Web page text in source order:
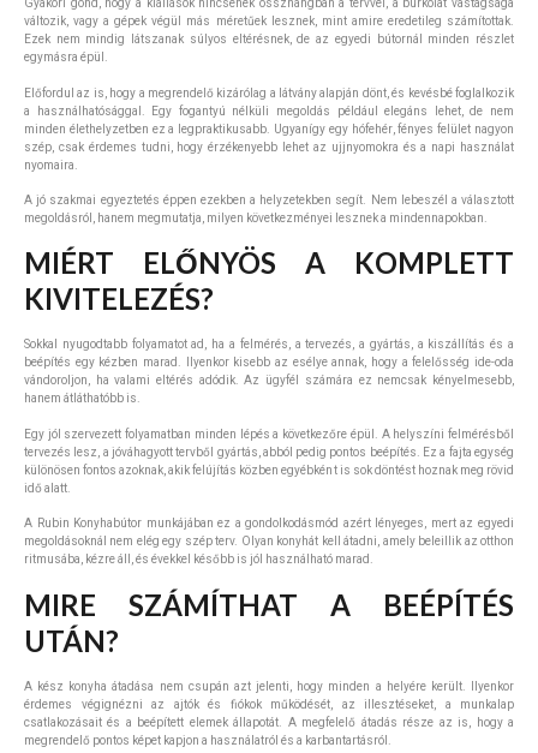
Gyakori gond, hogy a kiállások nincsenek összhangban a tervvel, a burkolat vastagsága
változik, vagy a gépek végül más méretűek lesznek, mint amire eredetileg számítottak.
Ezek nem mindig látszanak súlyos eltérésnek, de az egyedi bútornál minden részlet
egymásra épül.
Előfordul az is, hogy a megrendelő kizárólag a látvány alapján dönt, és kevésbé foglalkozik
a használhatósággal. Egy fogantyú nélküli megoldás például elegáns lehet, de nem
minden élethelyzetben ez a legpraktikusabb. Ugyanígy egy hófehér, fényes felület nagyon
szép, csak érdemes tudni, hogy érzékenyebb lehet az ujjnyomokra és a napi használat
nyomaira.
A jó szakmai egyeztetés éppen ezekben a helyzetekben segít. Nem lebeszél a választott
megoldásról, hanem megmutatja, milyen következményei lesznek a mindennapokban.
MIÉRT ELŐNYÖS A KOMPLETT
KIVITELEZÉS?
Sokkal nyugodtabb folyamatot ad, ha a felmérés, a tervezés, a gyártás, a kiszállítás és a
beépítés egy kézben marad. Ilyenkor kisebb az esélye annak, hogy a felelősség ide-oda
vándoroljon, ha valami eltérés adódik. Az ügyfél számára ez nemcsak kényelmesebb,
hanem átláthatóbb is.
Egy jól szervezett folyamatban minden lépés a következőre épül. A helyszíni felmérésből
tervezés lesz, a jóváhagyott tervből gyártás, abból pedig pontos beépítés. Ez a fajta egység
különösen fontos azoknak, akik felújítás közben egyébként is sok döntést hoznak meg rövid
idő alatt.
A Rubin Konyhabútor munkájában ez a gondolkodásmód azért lényeges, mert az egyedi
megoldásoknál nem elég egy szép terv. Olyan konyhát kell átadni, amely beleillik az otthon
ritmusába, kézre áll, és évekkel később is jól használható marad.
MIRE SZÁMÍTHAT A BEÉPÍTÉS
UTÁN?
A kész konyha átadása nem csupán azt jelenti, hogy minden a helyére került. Ilyenkor
érdemes végignézni az ajtók és fiókok működését, az illesztéseket, a munkalap
csatlakozásait és a beépített elemek állapotát. A megfelelő átadás része az is, hogy a
megrendelő pontos képet kapjon a használatról és a karbantartásról.